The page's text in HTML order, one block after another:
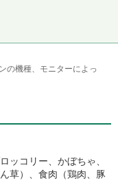
の機種、モニターによっ
ッコリー、かぼちゃ、
草）、食肉（鶏肉、豚